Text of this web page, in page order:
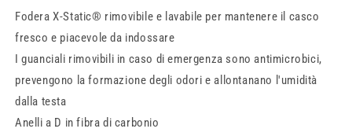
Fodera X-Static® rimovibile e lavabile per mantenere il casco
fresco e piacevole da indossare
I guanciali rimovibili in caso di emergenza sono antimicrobici,
prevengono la formazione degli odori e allontanano l'umidità
dalla testa
Anelli a D in fibra di carbonio